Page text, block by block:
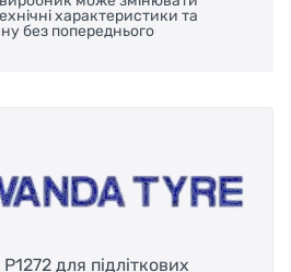
характеристики та
без попереднього
для підліткових